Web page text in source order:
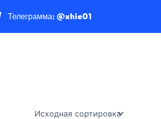
Телеграмма: @xhie01